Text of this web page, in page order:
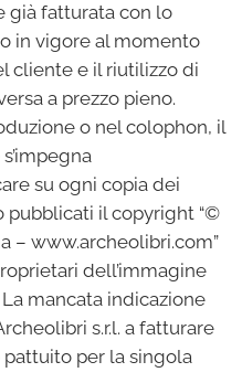
già fatturata con lo
in vigore al momento
cliente e il riutilizzo di
a prezzo pieno.
o nel colophon, il
su ogni copia dei
pubblicati il copyright “©
– www.archeolibri.com”
dell’immagine
mancata indicazione
s.r.l. a fatturare
per la singola